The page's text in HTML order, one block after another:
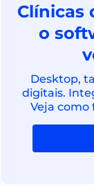
Clínicas
o
Desktop,
digitais.
Veja